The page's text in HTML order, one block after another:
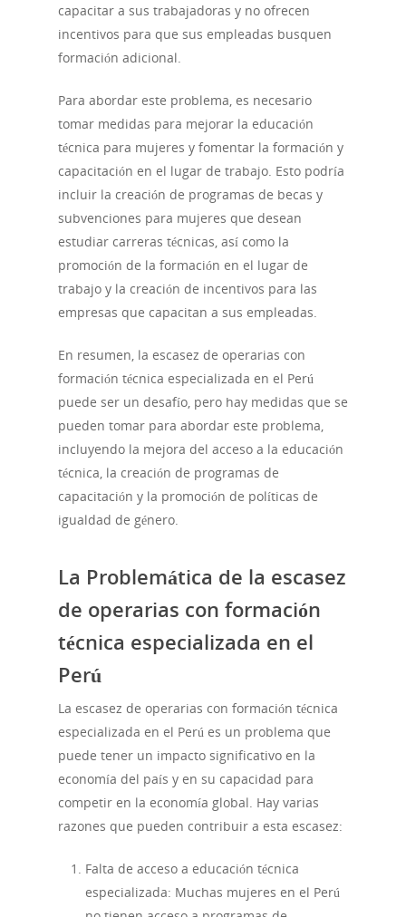
capacitar a sus trabajadoras y no ofrecen
incentivos para que sus empleadas busquen
formación adicional.
Para abordar este problema, es necesario
tomar medidas para mejorar la educación
técnica para mujeres y fomentar la formación y
capacitación en el lugar de trabajo. Esto podría
incluir la creación de programas de becas y
subvenciones para mujeres que desean
estudiar carreras técnicas, así como la
promoción de la formación en el lugar de
trabajo y la creación de incentivos para las
empresas que capacitan a sus empleadas.
En resumen, la escasez de operarias con
formación técnica especializada en el Perú
puede ser un desafío, pero hay medidas que se
pueden tomar para abordar este problema,
incluyendo la mejora del acceso a la educación
técnica, la creación de programas de
capacitación y la promoción de políticas de
igualdad de género.
La Problemática de la escasez
de operarias con formación
técnica especializada en el
Perú
La escasez de operarias con formación técnica
especializada en el Perú es un problema que
puede tener un impacto significativo en la
economía del país y en su capacidad para
competir en la economía global. Hay varias
razones que pueden contribuir a esta escasez:
Falta de acceso a educación técnica
especializada: Muchas mujeres en el Perú